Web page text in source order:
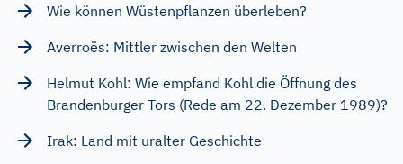
Wie können Wüstenpflanzen überleben?
Averroës: Mittler zwischen den Welten
Helmut Kohl: Wie empfand Kohl die Öffnung des
Brandenburger Tors (Rede am 22. Dezember 1989)?
Irak: Land mit uralter Geschichte